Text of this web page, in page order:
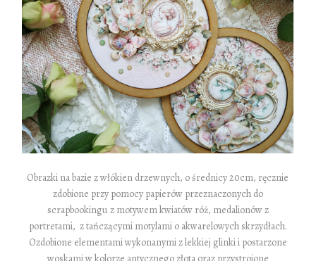
Obrazki na bazie z włókien drzewnych, o średnicy 20cm, ręcznie
zdobione przy pomocy papierów przeznaczonych do
scrapbookingu z motywem kwiatów róż, medalionów z
portretami, z tańczącymi motylami o akwarelowych skrzydłach.
Ozdobione elementami wykonanymi z lekkiej glinki i postarzone